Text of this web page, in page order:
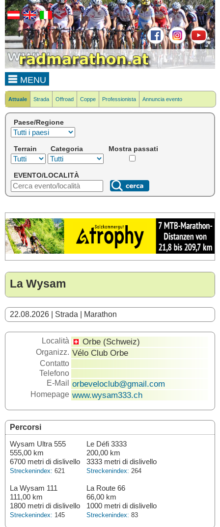
MENU
Attuale Strada Offroad Coppe Professionista Annuncia evento
Paese/Regione
Terrain Categoria Mostra passati
EVENTO/LOCALITÀ
La Wysam
22.08.2026 | Strada | Marathon
Località Orbe (Schweiz)
Organizz. Vélo Club Orbe
Contatto
Telefono
E-Mail
orbeveloclub@gmail.com
Homepage www.wysam333.ch
Percorsi
Wysam Ultra 555
555,00 km
6700 metri di dislivello
Streckenindex: 621
Le Défi 3333
200,00 km
3333 metri di dislivello
Streckenindex: 264
La Wysam 111
111,00 km
1800 metri di dislivello
Streckenindex: 145
La Route 66
66,00 km
1000 metri di dislivello
Streckenindex: 83